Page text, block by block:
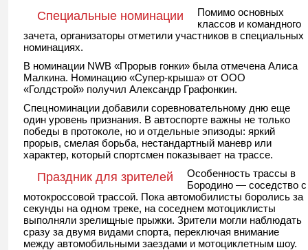
Специальные номинации
Помимо основных
классов и командного
зачета, организаторы отметили участников в специальных
номинациях.
В номинации NWB «Прорыв гонки» была отмечена Алиса
Малкина. Номинацию «Супер-крыша» от ООО
«Голдстрой» получил Александр Графонкин.
Спецноминации добавили соревновательному дню еще
один уровень признания. В автоспорте важны не только
победы в протоколе, но и отдельные эпизоды: яркий
прорыв, смелая борьба, нестандартный маневр или
характер, который спортсмен показывает на трассе.
Праздник для зрителей
Особенность трассы в
Бородино — соседство с
мотокроссовой трассой. Пока автомобилисты боролись за
секунды на одном треке, на соседнем мотоциклисты
выполняли зрелищные прыжки. Зрители могли наблюдать
сразу за двумя видами спорта, переключая внимание
между автомобильными заездами и мотоциклетным шоу.